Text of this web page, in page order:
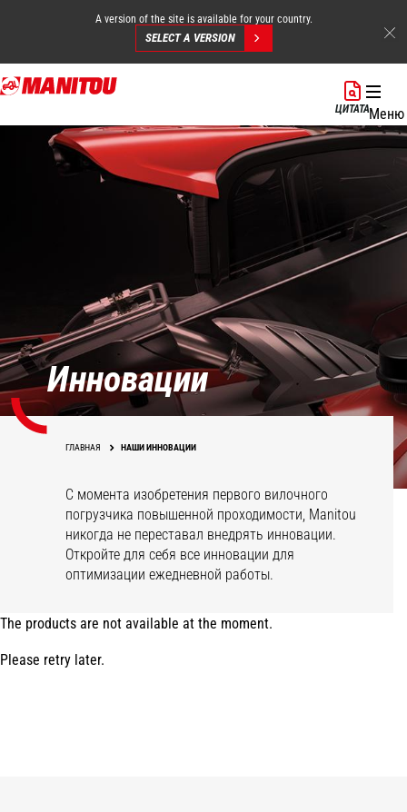
Перейти
к
содержанию
A version of the site is available for your country.
SELECT A VERSION
ЦИТАТАМеню
Инновации
ГЛАВНАЯ НАШИ ИННОВАЦИИ
С момента изобретения первого вилочного
погрузчика повышенной проходимости, Manitou
никогда не переставал внедрять инновации.
Откройте для себя все инновации для
оптимизации ежедневной работы.
The products are not available at the moment.
Please retry later.